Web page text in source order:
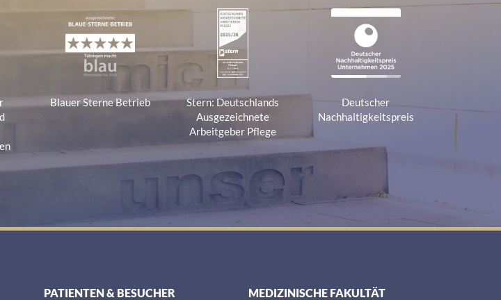
Blauer Sterne Betrieb
Stern: Deutschlands
Ausgezeichnete
Arbeitgeber Pflege
Deutscher
Nachhaltigkeitspreis
PATIENTEN & BESUCHER MEDIZINISCHE FAKULTÄT